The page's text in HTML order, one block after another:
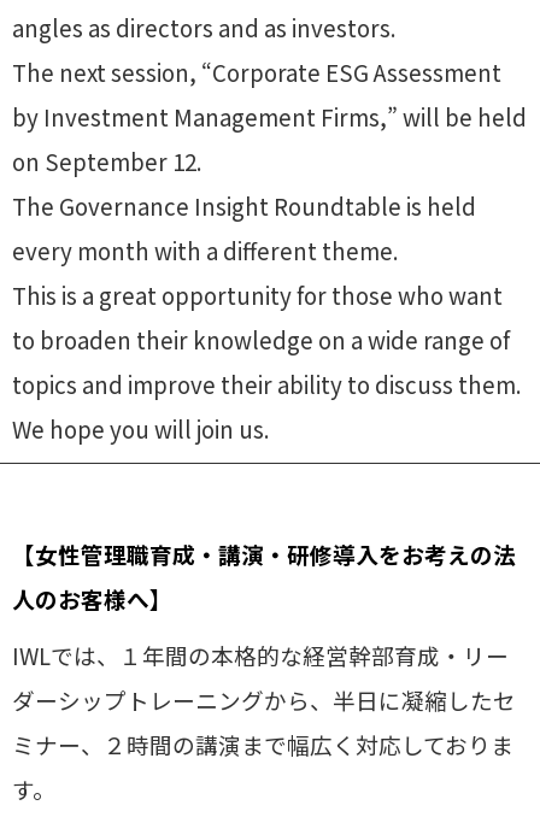
angles as directors and as investors.
The next session, “Corporate ESG Assessment
by Investment Management Firms,” will be held
on September 12.
The Governance Insight Roundtable is held
every month with a different theme.
This is a great opportunity for those who want
to broaden their knowledge on a wide range of
topics and improve their ability to discuss them.
We hope you will join us.
【女性管理職育成・講演・研修導入をお考えの法
人のお客様へ】
IWLでは、１年間の本格的な経営幹部育成・リー
ダーシップトレーニングから、半日に凝縮したセ
ミナー、２時間の講演まで幅広く対応しておりま
す。